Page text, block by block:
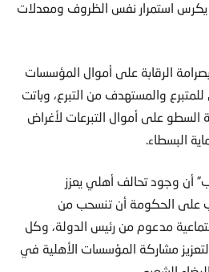
والمستهدف من التبرع، وباتت
على أموال التبرعات لأغراض
البسطاء.
على الحكومة أن تنسحب من
مدعوم من رئيس الدولة، وكل
مشاركة المؤسسات الأهلية في
الشعبي.